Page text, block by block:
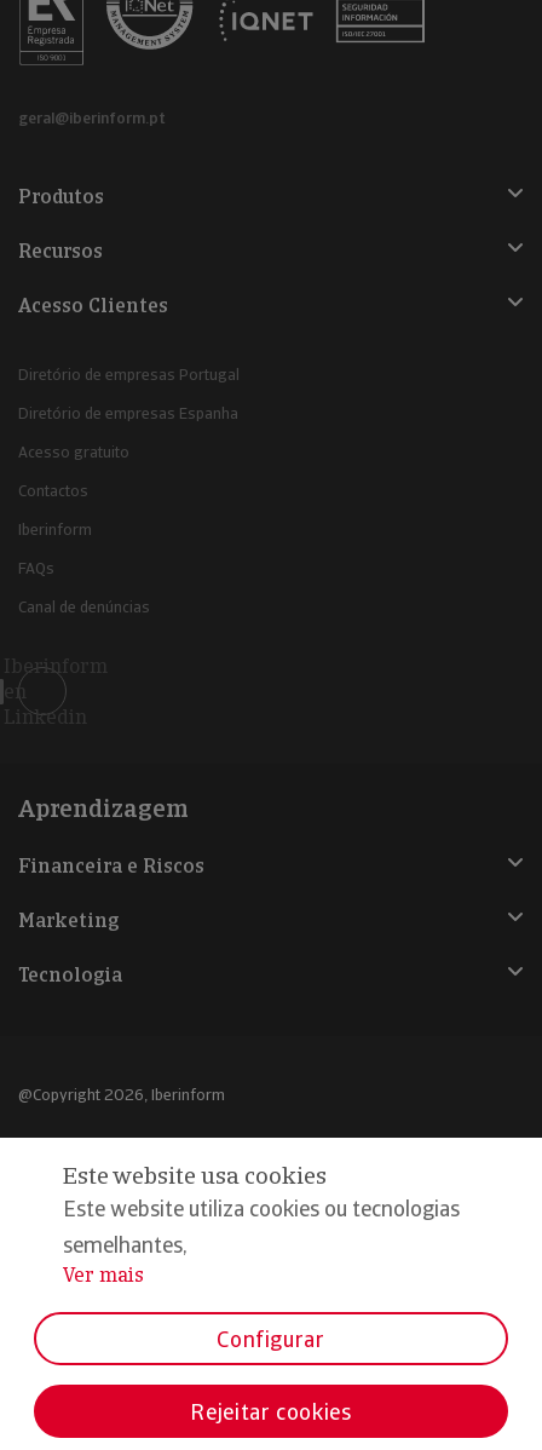
geral@iberinform.pt
Produtos
Recursos
Acesso Clientes
Diretório de empresas Portugal
Diretório de empresas Espanha
Acesso gratuito
Contactos
Iberinform
FAQs
Canal de denúncias
Iberinform
en
Linkedin
Aprendizagem
Financeira e Riscos
Marketing
Tecnologia
@Copyright 2026, Iberinform
Declaração de privacidade
Compromisso qualidade e segurança
Este website usa cookies
Este website utiliza cookies ou tecnologias
semelhantes,
...
Ver mais
Configurar
Rejeitar cookies